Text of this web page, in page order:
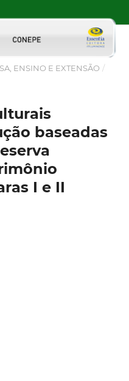
ENSINO E EXTENSÃO /
baseadas
I e II